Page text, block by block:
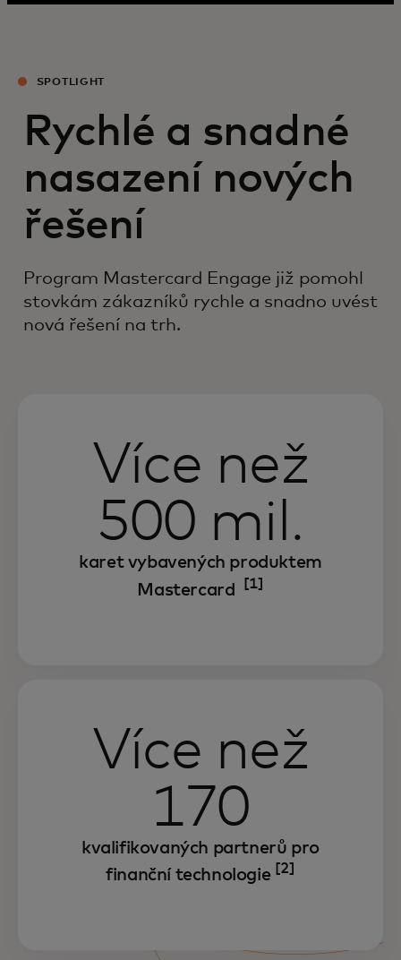
SPOTLIGHT
Rychlé a snadné
nasazení nových
řešení
Program Mastercard Engage již pomohl
stovkám zákazníků rychle a snadno uvést
nová řešení na trh.
Více než
500 mil.
karet vybavených produktem
Mastercard
[1]
Více než
170
kvalifikovaných partnerů pro
finanční technologie
[2]